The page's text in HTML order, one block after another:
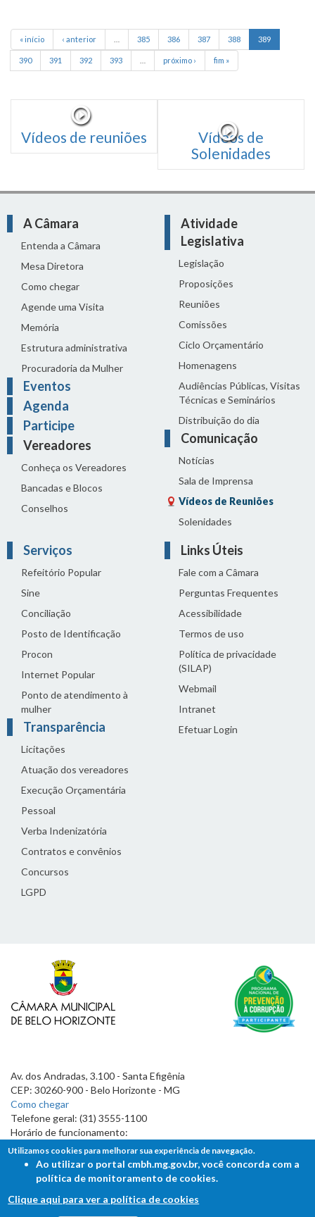
« início ‹ anterior 385 386 387 388 389
390 391 392 393 próximo › fim »
Vídeos de reuniões
Vídeos de
Solenidades
A Câmara
Entenda a Câmara
Mesa Diretora
Como chegar
Agende uma Visita
Memória
Estrutura administrativa
Procuradoria da Mulher
Eventos
Agenda
Participe
Vereadores
Conheça os Vereadores
Bancadas e Blocos
Conselhos
Atividade
Legislativa
Legislação
Proposições
Reuniões
Comissões
Ciclo Orçamentário
Homenagens
Audiências Públicas, Visitas
Técnicas e Seminários
Distribuição do dia
Comunicação
Notícias
Sala de Imprensa
Vídeos de Reuniões
Solenidades
Serviços
Refeitório Popular
Sine
Conciliação
Posto de Identificação
Procon
Internet Popular
Ponto de atendimento à
mulher
Transparência
Licitações
Atuação dos vereadores
Execução Orçamentária
Pessoal
Verba Indenizatória
Contratos e convênios
Concursos
LGPD
Links Úteis
Fale com a Câmara
Perguntas Frequentes
Acessibilidade
Termos de uso
Política de privacidade
(SILAP)
Webmail
Intranet
Efetuar Login
Av. dos Andradas, 3.100 - Santa Efigênia
CEP: 30260-900 - Belo Horizonte - MG
Como chegar
Telefone geral: (31) 3555-1100
Horário de funcionamento:
7h às 19h
Utilizamos cookies para melhorar sua experiência de navegação.
Ao utilizar o portal cmbh.mg.gov.br, você concorda com a
política de monitoramento de cookies.
Clique aqui para ver a política de cookies